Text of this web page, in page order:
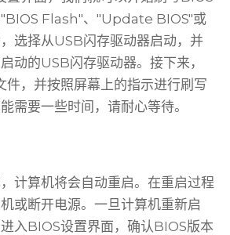
"BIOS Flash"、"Update BIOS"或
选择从USB闪存驱动器启动，并
动的USB闪存驱动器。接下来，
件，并按照屏幕上的指示进行刷写
需要一些时间，请耐心等待。
计算机将会自动重启。在重启过程
或断开电源。一旦计算机重新启
入BIOS设置界面，确认BIOS版本